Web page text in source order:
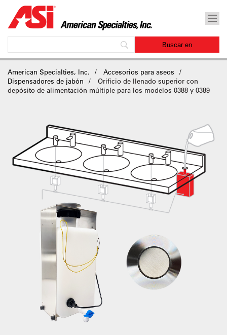
American Specialties, Inc.
Accesorios para aseos
Dispensadores de jabón
Orificio de llenado superior con
depósito de alimentación múltiple para los modelos 0388 y 0389